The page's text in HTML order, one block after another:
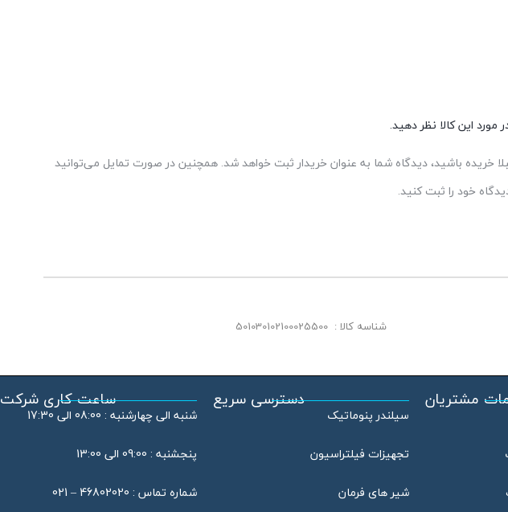
این کالا نظر دهید.
خریده باشید، دیدگاه شما به عنوان خریدار ثبت خواهد شد. همچنین در صورت تمایل می‌توانید
خود را ثبت کنید.
شناسه کالا : 501030102100025500
مشتریان دسترسی سریع
سیلندر پنوماتیک
تجهیزات فیلتراسیون
شیر های فرمان
ساعت کاری شرکت
شنبه الی چهارشنبه : 08:00 الی 17:30
پنجشنبه : 09:00 الی 13:00
شماره تماس : 46802020 – 021